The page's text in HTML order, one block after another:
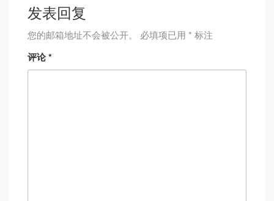
发表回复
您的邮箱地址不会被公开。 必填项已用 * 标注
评论*